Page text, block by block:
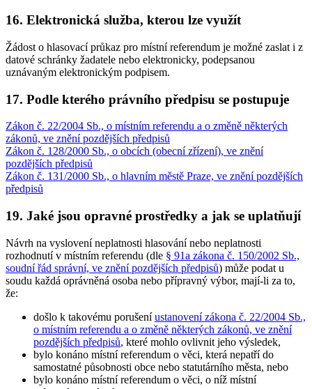
16. Elektronická služba, kterou lze využít
Žádost o hlasovací průkaz pro místní referendum je možné zaslat i z
datové schránky žadatele nebo elektronicky, podepsanou
uznávaným elektronickým podpisem.
17. Podle kterého právního předpisu se postupuje
Zákon č. 22/2004 Sb., o místním referendu a o změně některých
zákonů, ve znění pozdějších předpisů
Zákon č. 128/2000 Sb., o obcích (obecní zřízení), ve znění
pozdějších předpisů
Zákon č. 131/2000 Sb., o hlavním městě Praze, ve znění pozdějších
předpisů
19. Jaké jsou opravné prostředky a jak se uplatňují
Návrh na vyslovení neplatnosti hlasování nebo neplatnosti
rozhodnutí v místním referendu (dle § 91a zákona č. 150/2002 Sb.,
soudní řád správní, ve znění pozdějších předpisů) může podat u
soudu každá oprávněná osoba nebo přípravný výbor, mají-li za to,
že:
došlo k takovému porušeníustanovení zákona č. 22/2004 Sb.,
o místním referendu a o změně některých zákonů, ve znění
pozdějších předpisů, které mohlo ovlivnit jeho výsledek,
bylo konáno místní referendum o věci, která nepatří do
samostatné působnosti obce nebo statutárního města, nebo
bylo konáno místní referendum o věci, o níž místní